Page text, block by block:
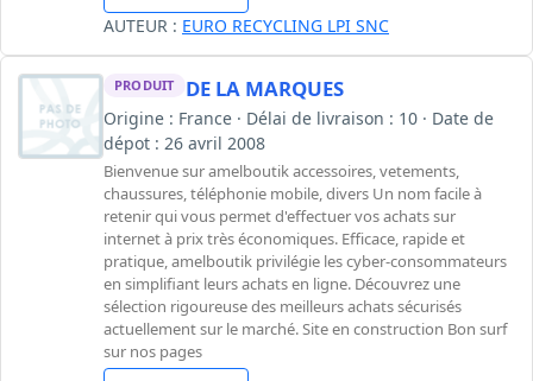
AUTEUR : EURO RECYCLING LPI SNC
PRODUIT DE LA MARQUES
Origine : France · Délai de livraison : 10 · Date de
dépot : 26 avril 2008
Bienvenue sur amelboutik accessoires, vetements,
chaussures, téléphonie mobile, divers Un nom facile à
retenir qui vous permet d'effectuer vos achats sur
internet à prix très économiques. Efficace, rapide et
pratique, amelboutik privilégie les cyber-consommateurs
en simplifiant leurs achats en ligne. Découvrez une
sélection rigoureuse des meilleurs achats sécurisés
actuellement sur le marché. Site en construction Bon surf
sur nos pages